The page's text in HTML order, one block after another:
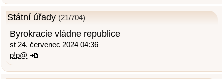
Státní úřady (21/704)
Byrokracie vládne republice
st 24. červenec 2024 04:36
p!p@